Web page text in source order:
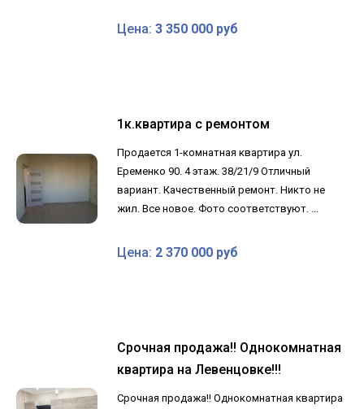
Цена: 3 350 000 руб
1к.квартира с ремонтом
Продается 1-комнатная квартира ул.
Еременко 90. 4 этаж. 38/21/9 Отличный
вариант. Качественный ремонт. Никто не
жил. Все новое. Фото соответствуют. ...
Цена: 2 370 000 руб
Срочная продажа!! Однокомнатная
квартира на Левенцовке!!!
Срочная продажа!! Однокомнатная квартира